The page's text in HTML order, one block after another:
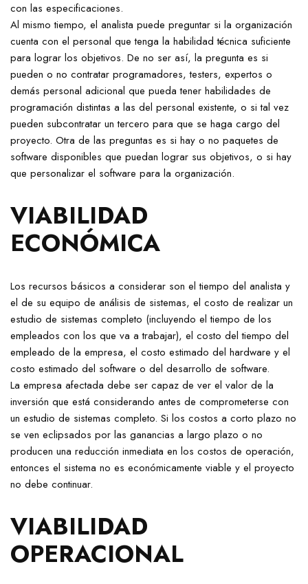
con las especificaciones.
Al mismo tiempo, el analista puede preguntar si la organización
cuenta con el personal que tenga la habilidad técnica suficiente
para lograr los objetivos. De no ser así, la pregunta es si
pueden o no contratar programadores, testers, expertos o
demás personal adicional que pueda tener habilidades de
programación distintas a las del personal existente, o si tal vez
pueden subcontratar un tercero para que se haga cargo del
proyecto. Otra de las preguntas es si hay o no paquetes de
software disponibles que puedan lograr sus objetivos, o si hay
que personalizar el software para la organización.
VIABILIDAD
ECONÓMICA
Los recursos básicos a considerar son el tiempo del analista y
el de su equipo de análisis de sistemas, el costo de realizar un
estudio de sistemas completo (incluyendo el tiempo de los
empleados con los que va a trabajar), el costo del tiempo del
empleado de la empresa, el costo estimado del hardware y el
costo estimado del software o del desarrollo de software.
La empresa afectada debe ser capaz de ver el valor de la
inversión que está considerando antes de comprometerse con
un estudio de sistemas completo. Si los costos a corto plazo no
se ven eclipsados por las ganancias a largo plazo o no
producen una reducción inmediata en los costos de operación,
entonces el sistema no es económicamente viable y el proyecto
no debe continuar.
VIABILIDAD
OPERACIONAL